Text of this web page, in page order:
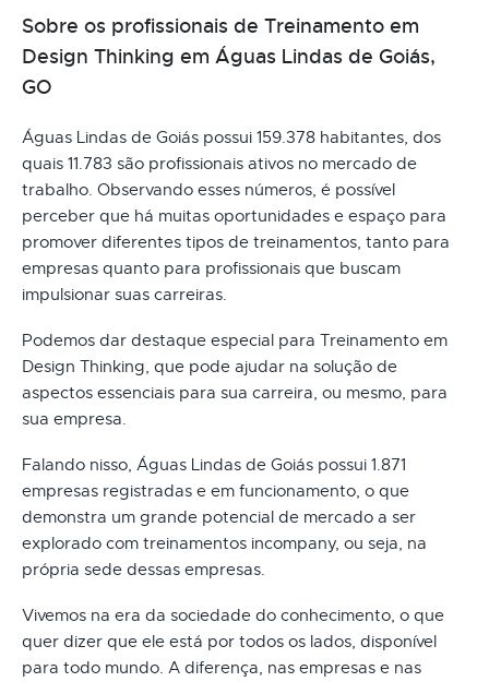
Sobre os profissionais de Treinamento em
Design Thinking em Águas Lindas de Goiás,
GO
Águas Lindas de Goiás possui 159.378 habitantes, dos
quais 11.783 são profissionais ativos no mercado de
trabalho. Observando esses números, é possível
perceber que há muitas oportunidades e espaço para
promover diferentes tipos de treinamentos, tanto para
empresas quanto para profissionais que buscam
impulsionar suas carreiras.
Podemos dar destaque especial para Treinamento em
Design Thinking, que pode ajudar na solução de
aspectos essenciais para sua carreira, ou mesmo, para
sua empresa.
Falando nisso, Águas Lindas de Goiás possui 1.871
empresas registradas e em funcionamento, o que
demonstra um grande potencial de mercado a ser
explorado com treinamentos incompany, ou seja, na
própria sede dessas empresas.
Vivemos na era da sociedade do conhecimento, o que
quer dizer que ele está por todos os lados, disponível
para todo mundo. A diferença, nas empresas e nas